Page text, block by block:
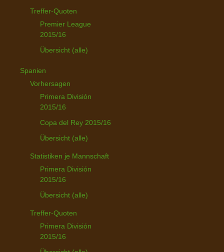
Treffer-Quoten
Premier League
2015/16
Übersicht (alle)
Spanien
Vorhersagen
Primera División
2015/16
Copa del Rey 2015/16
Übersicht (alle)
Statistiken je Mannschaft
Primera División
2015/16
Übersicht (alle)
Treffer-Quoten
Primera División
2015/16